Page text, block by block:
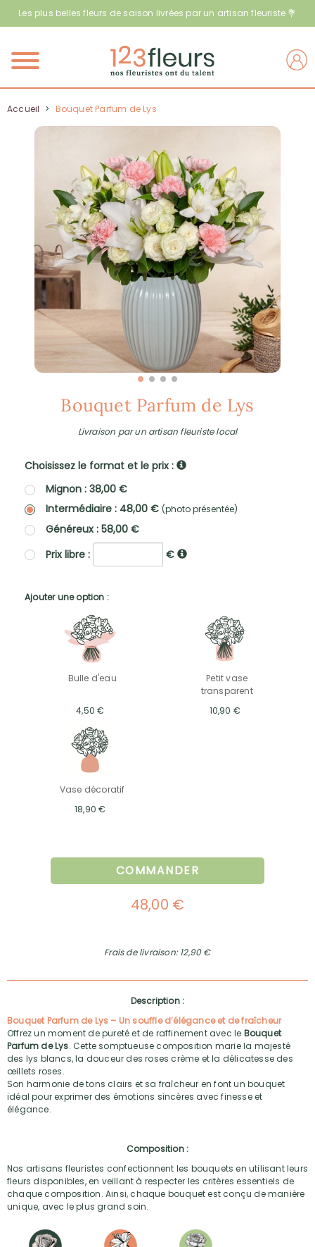
Les plus belles fleurs de saison livrées par un artisan fleuriste 💐
Menu
Accueil > Bouquet Parfum de Lys
Bouquet Parfum de Lys
Livraison par un artisan fleuriste local
Choisissez le format et le prix :
Mignon : 38,00 €
Intermédiaire : 48,00 € (photo présentée)
Généreux : 58,00 €
Prix libre :
€
Ajouter une option :
Bulle d'eau
4,50 €
Petit vase
transparent
10,90 €
Vase décoratif
18,90 €
COMMANDER
48,00 €
Frais de livraison: 12,90 €
Description :
Bouquet Parfum de Lys – Un souffle d’élégance et de fraîcheur
Offrez un moment de pureté et de raffinement avec le Bouquet
Parfum de Lys. Cette somptueuse composition marie la majesté
des lys blancs, la douceur des roses crème et la délicatesse des
œillets roses.
Son harmonie de tons clairs et sa fraîcheur en font un bouquet
idéal pour exprimer des émotions sincères avec finesse et
élégance.
Composition :
Nos artisans fleuristes confectionnent les bouquets en utilisant leurs
fleurs disponibles, en veillant à respecter les critères essentiels de
chaque composition. Ainsi, chaque bouquet est conçu de manière
unique, avec le plus grand soin.